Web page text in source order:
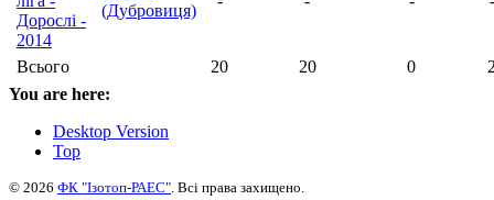
Дорослі -
2014
(Дубровиця)
Всього 20 20 0
You are here:
Desktop Version
Top
© 2026 ФК "Ізотоп-РАЕС" . Всі права захищено.